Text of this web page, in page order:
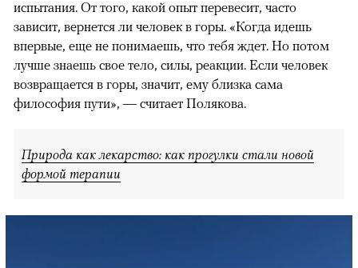
испытания. От того, какой опыт перевесит, часто
зависит, вернется ли человек в горы. «Когда идешь
впервые, еще не понимаешь, что тебя ждет. Но потом
лучше знаешь свое тело, силы, реакции. Если человек
возвращается в горы, значит, ему близка сама
философия пути», — считает Полякова.
Природа как лекарство: как прогулки стали новой
формой терапии